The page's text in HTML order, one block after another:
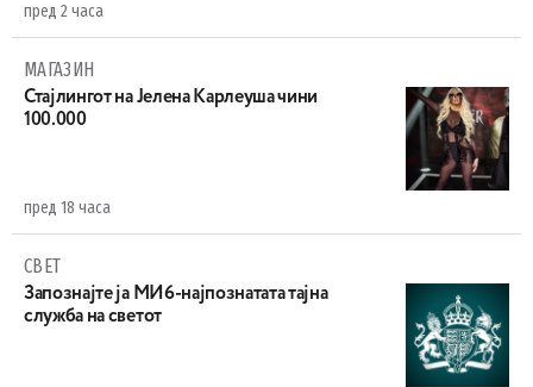
пред 2 часа
МАГАЗИН
Стајлингот на Јелена Карлеуша чини
100.000
пред 18 часа
СВЕТ
Запознајте ја МИ6-најпознатата тајна
служба на светот